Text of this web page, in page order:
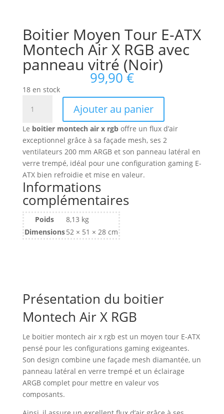
Boitier Moyen Tour E-ATX
Montech Air X RGB avec
panneau vitré (Noir)
99,90€
18 en stock
Boitier
Montech
Air
X
RGB
avec
panneau
Ajouter au panier
Le boitier montech air x rgboffre un flux d’air
exceptionnel grâce à sa façade mesh, ses 2
ventilateurs 200 mm ARGB et son panneau latéral en
verre trempé, idéal pour une configuration gaming E-
ATX bien refroidie et mise en valeur.
Informations
complémentaires
Poids
8,13 kg
Dimensions52 × 51 × 28 cm
Présentation du boitier
Montech Air X RGB
Le boitier montech air x rgb est un moyen tour E-ATX
pensé pour les configurations gaming exigeantes.
Son design combine une façade mesh diamantée, un
panneau latéral en verre trempé et un éclairage
ARGB complet pour mettre en valeur vos
composants.